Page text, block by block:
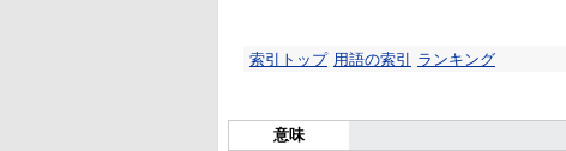
索引トップ 用語の索引 ランキング
意味